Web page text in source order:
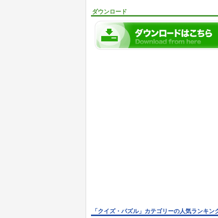
ダウンロード
「クイズ・パズル」カテゴリーの人気ランキン